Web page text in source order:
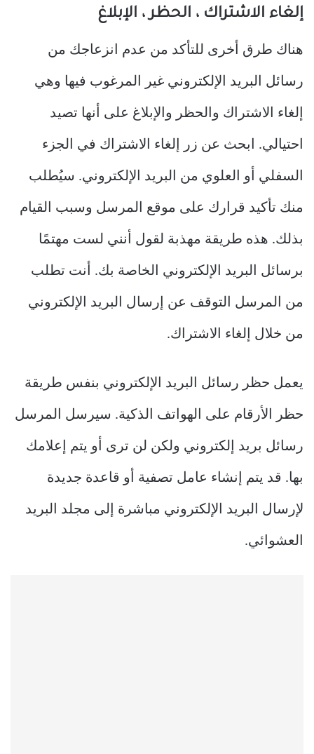
إلغاء الاشتراك ، الحظر ، الإبلاغ
هناك طرق أخرى للتأكد من عدم انزعاجك من
رسائل البريد الإلكتروني غير المرغوب فيها وهي
إلغاء الاشتراك والحظر والإبلاغ على أنها تصيد
احتيالي. ابحث عن زر إلغاء الاشتراك في الجزء
السفلي أو العلوي من البريد الإلكتروني. سيُطلب
منك تأكيد قرارك على موقع المرسل وسبب القيام
بذلك. هذه طريقة مهذبة لقول أنني لست مهتمًا
برسائل البريد الإلكتروني الخاصة بك. أنت تطلب
من المرسل التوقف عن إرسال البريد الإلكتروني
من خلال إلغاء الاشتراك.
يعمل حظر رسائل البريد الإلكتروني بنفس طريقة
حظر الأرقام على الهواتف الذكية. سيرسل المرسل
رسائل بريد إلكتروني ولكن لن ترى أو يتم إعلامك
بها. قد يتم إنشاء عامل تصفية أو قاعدة جديدة
لإرسال البريد الإلكتروني مباشرة إلى مجلد البريد
العشوائي.